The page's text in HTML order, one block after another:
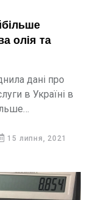
олія та
дані про
в Україні в
15 липня, 2021